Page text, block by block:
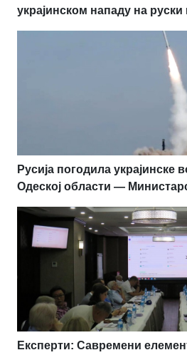
украјинском нападу на руски
Русија погодила украјинске
Одеској области —
Експерти: Савремени